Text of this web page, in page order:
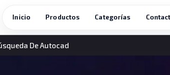
Inicio Productos Categorías
De Autocad